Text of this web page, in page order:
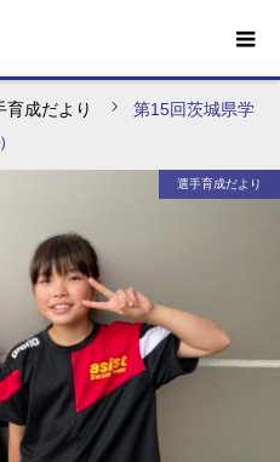
育成だより
第15回茨城県学
選手育成だより